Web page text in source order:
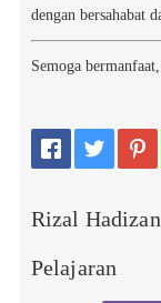
dengan bersahabat
Semoga bermanfaat,
Rizal Hadizan
Pelajaran